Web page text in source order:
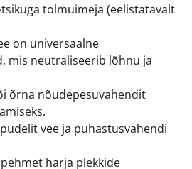
tolmuimeja (eelistatavalt
on universaalne
mis neutraliseerib lõhnu ja
õrna nõudepesuvahendit
vee ja puhastusvahendi
harja plekkide